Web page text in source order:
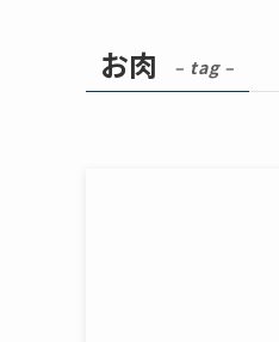
お肉 – tag –